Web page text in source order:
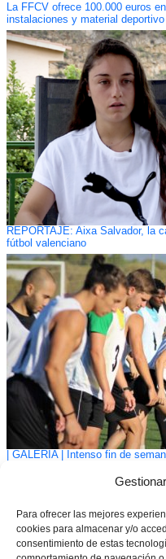
Para ofrecer las mejores
cookies para almacenar y/o
consentimiento de estas
La FFCV ofrece 100.000 euros
instalaciones y material deportivo
REPORTAJE: Aixa Salvador, la
fútbol valenciano
| GALERÍA | Intenso fin de